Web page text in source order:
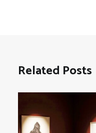
Related Posts